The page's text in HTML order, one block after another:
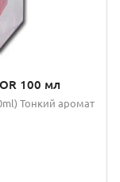
100 мл
Тонкий аромат